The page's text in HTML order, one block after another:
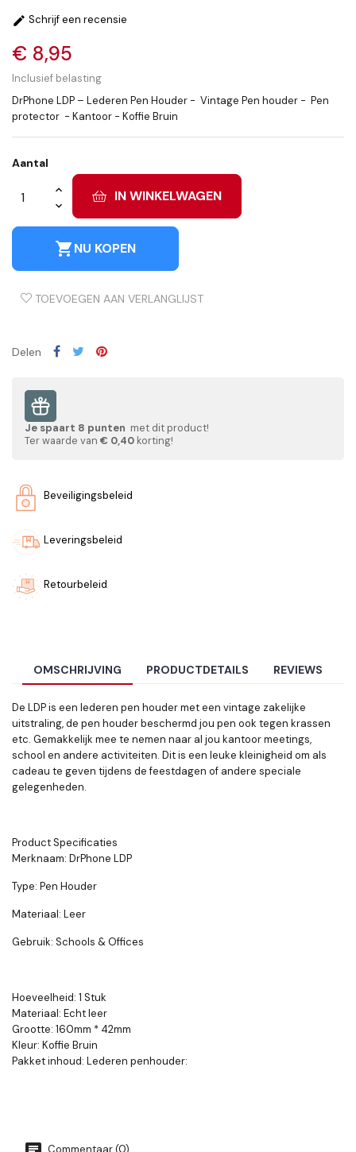
 Schrijf een recensie
€ 8,95
Inclusief belasting
DrPhone LDP – Lederen Pen Houder - Vintage Pen houder - Pen
protector - Kantoor - Koffie Bruin
Aantal
IN WINKELWAGEN
shopping_cartNU KOPEN
TOEVOEGEN AAN VERLANGLIJST
Delen
Je spaart 8 punten met dit product!
Ter waarde van € 0,40 korting!
Beveiligingsbeleid
Leveringsbeleid
Retourbeleid
OMSCHRIJVING PRODUCTDETAILS REVIEWS
De LDP is een lederen pen houder met een vintage zakelijke
uitstraling, de pen houder beschermd jou pen ook tegen krassen
etc. Gemakkelijk mee te nemen naar al jou kantoor meetings,
school en andere activiteiten. Dit is een leuke kleinigheid om als
cadeau te geven tijdens de feestdagen of andere speciale
gelegenheden.
Product Specificaties
Merknaam: DrPhone LDP
Type: Pen Houder
Materiaal: Leer
Gebruik: Schools & Offices
Hoeveelheid: 1 Stuk
Materiaal: Echt leer
Grootte: 160mm * 42mm
Kleur: Koffie Bruin
Pakket inhoud: Lederen penhouder: